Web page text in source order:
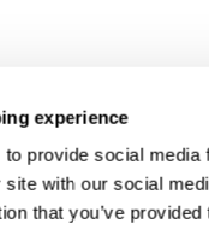
experience
provide social
with our social
that you’ve